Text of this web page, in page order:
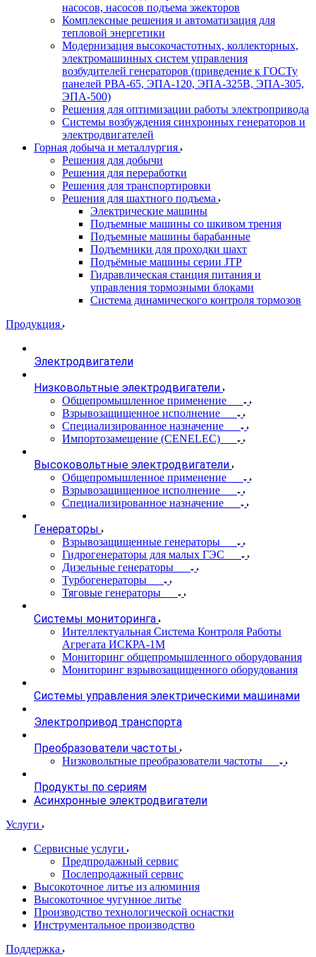
насосов, насосов подъема эжекторов
Комплексные решения и автоматизация для
тепловой энергетики
Модернизация высокочастотных, коллекторных,
электромашинных систем управления
возбудителей генераторов (приведение к ГОСТу
панелей РВА-65, ЭПА-120, ЭПА-325В, ЭПА-305,
ЭПА-500)
Решения для оптимизации работы электропривода
Системы возбуждения синхронных генераторов и
электродвигателей
Горная добыча и металлургия
Решения для добычи
Решения для переработки
Решения для транспортировки
Решения для шахтного подъема
Электрические машины
Подъемные машины со шкивом трения
Подъемные машины барабанные
Подъемники для проходки шахт
Подъёмные машины серии JTP
Гидравлическая станция питания и
управления тормозными блоками
Система динамического контроля тормозов
Продукция
Электродвигатели
Низковольтные электродвигатели
Общепромышленное применение
Взрывозащищенное исполнение
Специализированное назначение
Импортозамещение (CENELEC)
Высоковольтные электродвигатели
Общепромышленное применение
Взрывозащищенное исполнение
Специализированное назначение
Генераторы
Взрывозащищенные генераторы
Гидрогенераторы для малых ГЭС
Дизельные генераторы
Турбогенераторы
Тяговые генераторы
Системы мониторинга
Интеллектуальная Система Контроля Работы
Агрегата ИСКРА-1М
Мониторинг общепромышленного оборудования
Мониторинг взрывозащищенного оборудования
Системы управления электрическими машинами
Электропривод транспорта
Преобразователи частоты
Низковольтные преобразователи частоты
Продукты по сериям
Асинхронные электродвигатели
Услуги
Сервисные услуги
Предпродажный сервис
Послепродажный сервис
Высокоточное литье из алюминия
Высокоточное чугунное литье
Производство технологической оснастки
Инструментальное производство
Поддержка